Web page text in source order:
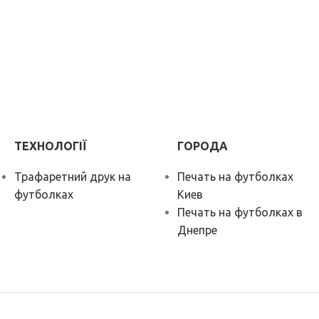
ТЕХНОЛОГІЇ
Трафаретний друк на
футболках
ГОРОДА
Печать на футболках
Киев
Печать на футболках в
Днепре